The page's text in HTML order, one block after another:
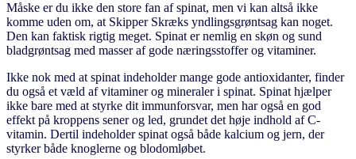
Måske er du ikke den store fan af spinat, men vi kan altså ikke
komme uden om, at Skipper Skræks yndlingsgrøntsag kan noget.
Den kan faktisk rigtig meget. Spinat er nemlig en skøn og sund
bladgrøntsag med masser af gode næringsstoffer og vitaminer.
Ikke nok med at spinat indeholder mange gode antioxidanter, finder
du også et væld af vitaminer og mineraler i spinat. Spinat hjælper
ikke bare med at styrke dit immunforsvar, men har også en god
effekt på kroppens sener og led, grundet det høje indhold af C-
vitamin. Dertil indeholder spinat også både kalcium og jern, der
styrker både knoglerne og blodomløbet.